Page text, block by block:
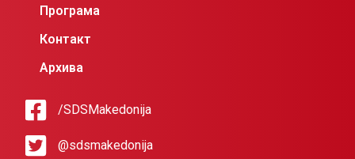
Програма
Контакт
Архива
/SDSMakedonija
@sdsmakedonija